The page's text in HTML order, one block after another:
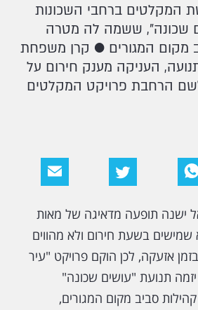
המקלטים ברחבי השכונות
שכונה", ששמה לה מטרה
מקום המגורים ● קרן משפחת
העניקה מענק חירום על
לשם הרחבת פרויקט המקלטים
ישנה תופעה מדאיגה של מאות
בשעת חירום ולא מהווים
אזעקה, לכן הוקם פרויקט "עיר
תנועת "עושים שכונה"
סביב מקום המגורים,